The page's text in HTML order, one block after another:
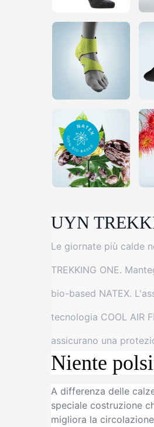
UYN
Le giornate più calde
TREKKING ONE.
bio-based NATEX.
tecnologia COOL AIR
assicurano una
Niente
A differenza delle
speciale costruzione
migliora la